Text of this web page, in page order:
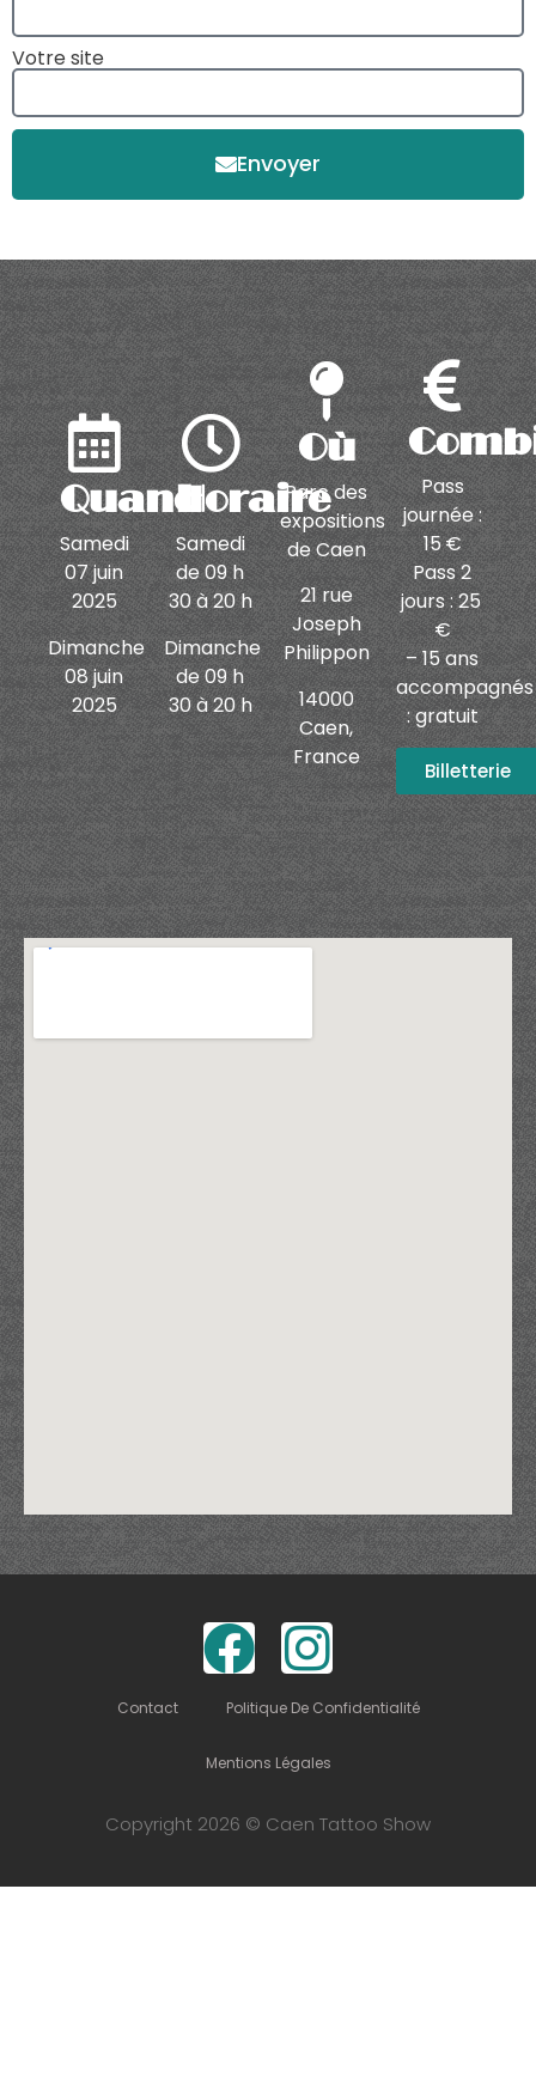
Votre site
Envoyer
Quand
Samedi
07 juin
2025
Dimanche
08 juin
2025
Horaire
Samedi
de 09 h
30 à 20 h
Dimanche
de 09 h
30 à 20 h
Où
Parc des
expositions
de Caen
21 rue
Joseph
Philippon
14000
Caen,
France
Pass
journée :
15 €
Pass 2
jours : 25
€
– 15 ans
accompagnés
: gratuit
Billetterie
Contact Politique De Confidentialité
Mentions Légales
Copyright 2026 © Caen Tattoo Show